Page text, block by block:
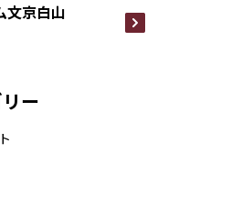
文京白山
ー